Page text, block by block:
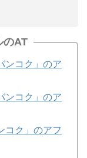
のAT
ンコク」のア
ンコク」のア
コク」のアフ